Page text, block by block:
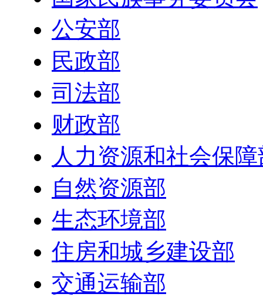
公安部
民政部
司法部
财政部
人力资源和社会保
自然资源部
生态环境部
住房和城乡建设部
交通运输部